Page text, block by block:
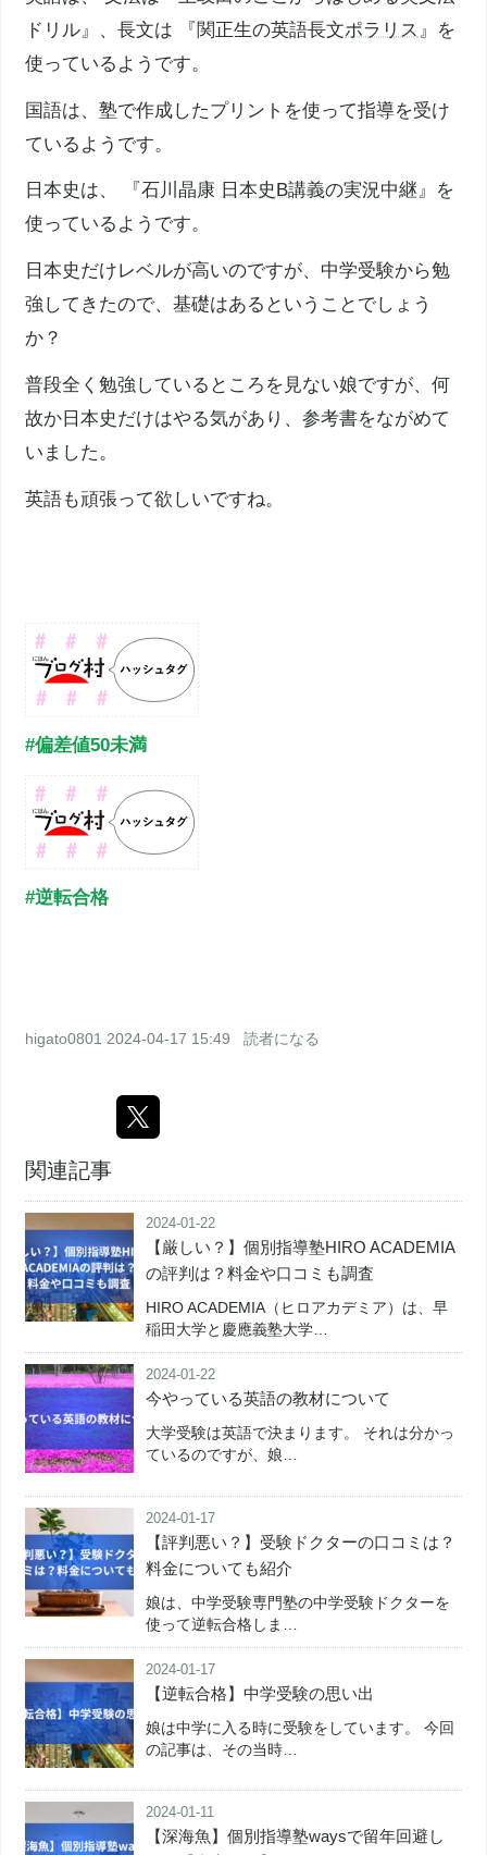
ドリル』、長文は 『関正生の英語長文ポラリス 』を
使っているようです。
国語は、塾で作成したプリントを使って指導を受け
ているようです。
日本史は、 『石川晶康 日本史B講義の実況中継』を
使っているようです。
日本史だけレベルが高いのですが、中学受験から勉
強してきたので、基礎はあるということでしょう
か？
普段全く勉強しているところを見ない娘ですが、何
故か日本史だけはやる気があり、参考書をながめて
いました。
英語も頑張って欲しいですね。
#偏差値50未満
#逆転合格
higato0801 2024-04-17 15:49 読者になる
関連記事
2024-01-22
【厳しい？】個別指導塾HIRO ACADEMIA
の評判は？料金や口コミも調査
HIRO ACADEMIA（ヒロアカデミア）は、早
稲田大学と慶應義塾大学…
2024-01-22
今やっている英語の教材について
大学受験は英語で決まります。 それは分かっ
ているのですが、娘…
2024-01-17
【評判悪い？】受験ドクターの口コミは？
料金についても紹介
娘は、中学受験専門塾の中学受験ドクターを
使って逆転合格しま…
2024-01-17
【逆転合格】中学受験の思い出
娘は中学に入る時に受験をしています。 今回
の記事は、その当時…
2024-01-11
【深海魚】個別指導塾waysで留年回避し